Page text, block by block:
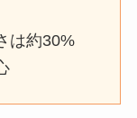
は約30%